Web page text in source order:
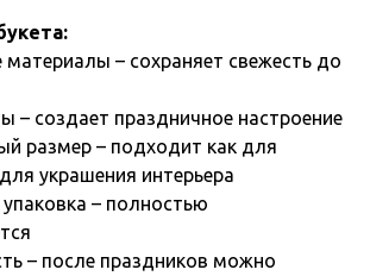
– сохраняет свежесть до
– создает праздничное настроение
размер – подходит как для
украшения интерьера
– полностью
– после праздников можно